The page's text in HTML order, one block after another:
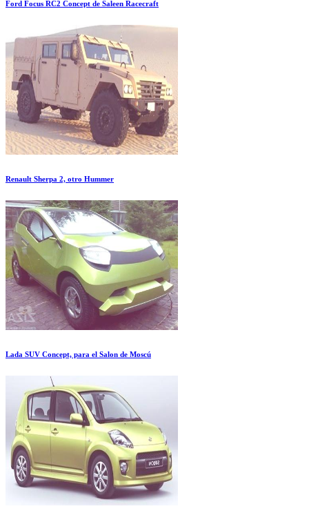
Ford Focus RC2 Concept de Saleen Racecraft
Renault Sherpa 2, otro Hummer
Lada SUV Concept, para el Salon de Moscú